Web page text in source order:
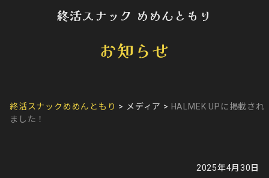
終活スナック めめんともり
お知らせ
終活スナックめめんともり > メディア > HALMEK UPに掲載され
ました！
2025年4月30日